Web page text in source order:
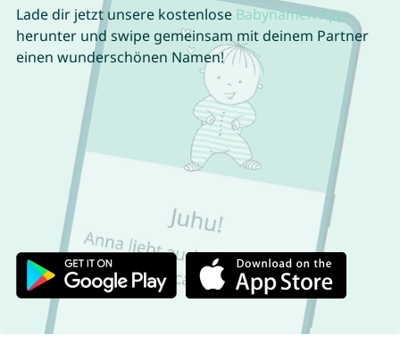
Lade dir jetzt unsere kostenlose Babynamen App
herunter und swipe gemeinsam mit deinem Partner
einen wunderschönen Namen!